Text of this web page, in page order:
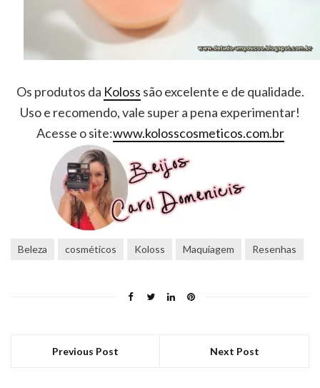
Os produtos da Koloss são excelente e de qualidade.
Uso e recomendo, vale super a pena experimentar!
Acesse o site:www.kolosscosmeticos.com.br
Beleza cosméticos Koloss Maquiagem Resenhas
Previous Post Next Post